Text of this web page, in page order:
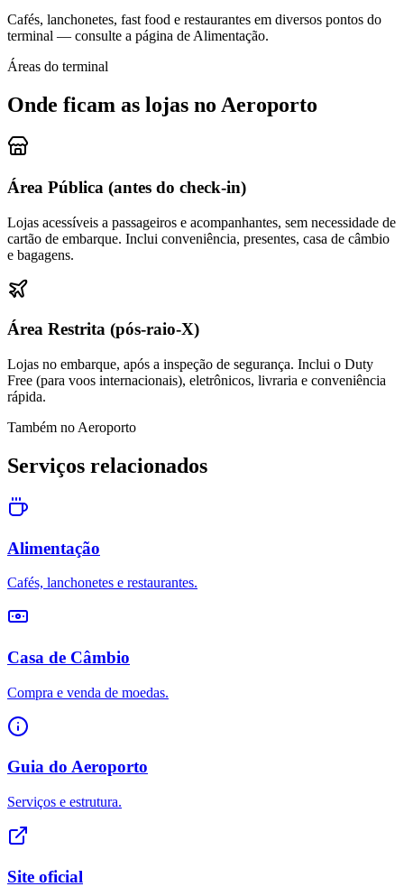
Cafés, lanchonetes, fast food e restaurantes em diversos pontos do
terminal — consulte a página de Alimentação.
Áreas do terminal
Onde ficam as lojas no Aeroporto
Área Pública (antes do check-in)
Lojas acessíveis a passageiros e acompanhantes, sem necessidade de
cartão de embarque. Inclui conveniência, presentes, casa de câmbio
e bagagens.
Área Restrita (pós-raio-X)
Lojas no embarque, após a inspeção de segurança. Inclui o Duty
Free (para voos internacionais), eletrônicos, livraria e conveniência
rápida.
Também no Aeroporto
Serviços relacionados
Alimentação
Cafés, lanchonetes e restaurantes.
Casa de Câmbio
Compra e venda de moedas.
Guia do Aeroporto
Serviços e estrutura.
Site oficial